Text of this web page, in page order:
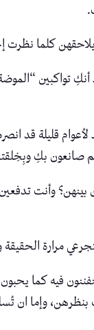
كلما نظرت
تواكبين
لأعوام قليلة قد
هم صانعون بكِ
وأنت
مرارة
فيه كما
وإما ان